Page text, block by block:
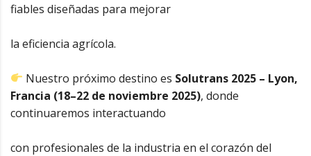
fiables diseñadas para mejorar
la eficiencia agrícola.
Nuestro próximo destino es Solutrans 2025 – Lyon,
Francia (18–22 de noviembre 2025), donde
continuaremos interactuando
con profesionales de la industria en el corazón del